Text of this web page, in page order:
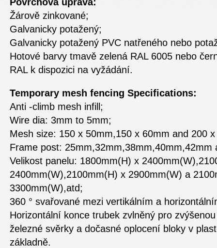
Žárově zinkované;
Galvanicky potažený;
Galvanicky potažený PVC natřeného nebo
Hotové barvy tmavě zelená RAL 6005 nebo
RAL k dispozici na vyžádání.
Temporary mesh fencing Specifications:
Anti -climb mesh infill;
Wire dia: 3mm to 5mm;
Mesh size: 150 x 50mm,150 x 60mm and 200
Frame post: 25mm,32mm,38mm,40mm,42mm
Velikost panelu: 1800mm(H) x
2400mm(W),2100mm(H) x 2900mm(W) a
3300mm(W),atd;
360 ° svařované mezi vertikálním a
Horizontální konce trubek zvlněný pro
železné svěrky a dočasné oplocení bloky v
základně.